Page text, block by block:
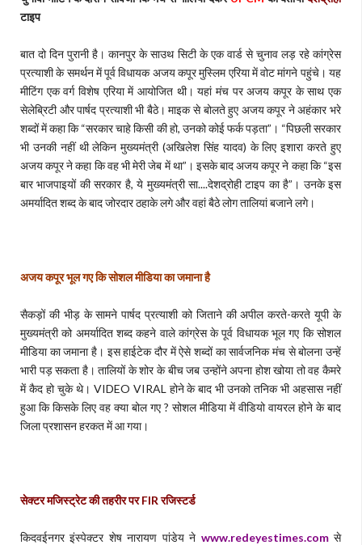
टाइप
बात दो दिन पुरानी है। कानपुर के साउथ सिटी के एक वार्ड से चुनाव लड़ रहे कांग्रेस
प्रत्याशी के समर्थन में पूर्व विधायक अजय कपूर मुस्लिम एरिया में वोट मांगने पहुंचे। यह
मीटिंग एक वर्ग विशेष एरिया में आयोजित थी। यहां मंच पर अजय कपूर के साथ एक
सेलेब्रिटी और पार्षद प्रत्याशी भी बैठे। माइक से बोलते हुए अजय कपूर ने अहंकार भरे
शब्दों में कहा कि “सरकार चाहे किसी की हो, उनको कोई फर्क पड़ता”। “पिछली सरकार
भी उनकी नहीं थी लेकिन मुख्यमंत्री (अखिलेश सिंह यादव) के लिए इशारा करते हुए
अजय कपूर ने कहा कि वह भी मेरी जेब में था”। इसके बाद अजय कपूर ने कहा कि “इस
बार भाजपाइयों की सरकार है, ये मुख्यमंत्री सा....देशद्रोही टाइप का है”। उनके इस
अमर्यादित शब्द के बाद जोरदार ठहाके लगे और वहां बैठे लोग तालियां बजाने लगे।
अजय कपूर भूल गए कि सोशल मीडिया का जमाना है
सैकड़ों की भीड़ के सामने पार्षद प्रत्याशी को जिताने की अपील करते-करते यूपी के
मुख्यमंत्री को अमर्यादित शब्द कहने वाले कांग्रेस के पूर्व विधायक भूल गए कि सोशल
मीडिया का जमाना है। इस हाईटेक दौर में ऐसे शब्दों का सार्वजनिक मंच से बोलना उन्हें
भारी पड़ सकता है। तालियों के शोर के बीच जब उन्होंने अपना होश खोया तो वह कैमरे
में कैद हो चुके थे। VIDEO VIRAL होने के बाद भी उनको तनिक भी अहसास नहीं
हुआ कि किसके लिए वह क्या बोल गए ? सोशल मीडिया में वीडियो वायरल होने के बाद
जिला प्रशासन हरकत में आ गया।
सेक्टर मजिस्ट्रेट की तहरीर परFIRरजिस्टर्ड
किदवईनगर इंस्पेक्टर शेष नारायण पांडेय ने www.redeyestimes.comसे